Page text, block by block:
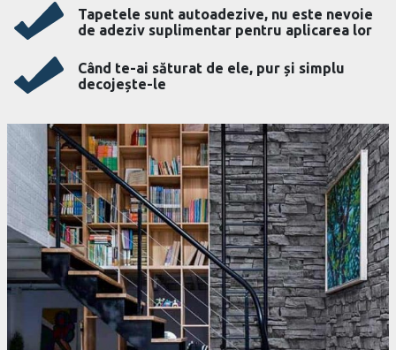
Tapetele sunt autoadezive, nu este nevoie
de adeziv suplimentar pentru aplicarea lor
Când te-ai săturat de ele, pur și simplu
decojește-le